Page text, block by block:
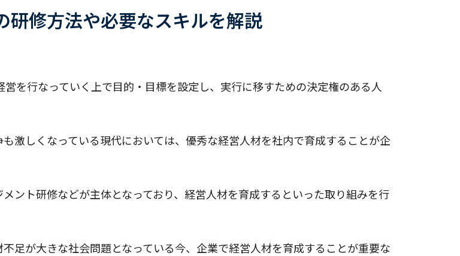
修方法や必要なスキルを解説
を行なっていく上で目的・目標を設定し、実行に移すための決定権のある人
激しくなっている現代においては、優秀な経営人材を社内で育成することが企
ント研修などが主体となっており、経営人材を育成するといった取り組みを行
足が大きな社会問題となっている今、企業で経営人材を育成することが重要な